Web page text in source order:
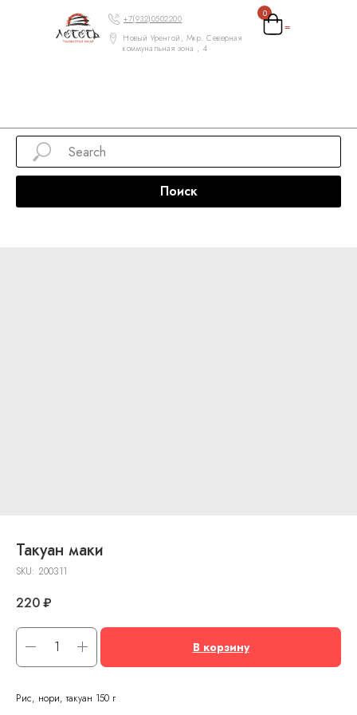
0
+7(932)0502200
Новый Уренгой, Мкр. Северная
коммунальная зона , 4
=
Поиск
Такуан маки
SKU: 200311
220₽
В корзину
Рис, нори, такуан 150 г